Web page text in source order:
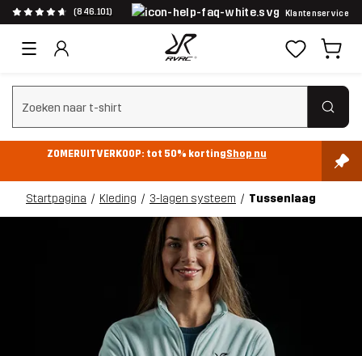
(846.101) Klantenservice
Zoeken wissen
ZOMERUITVERKOOP: tot 50% kortingShop nu
Startpagina Kleding 3-lagen systeem Tussenlaag